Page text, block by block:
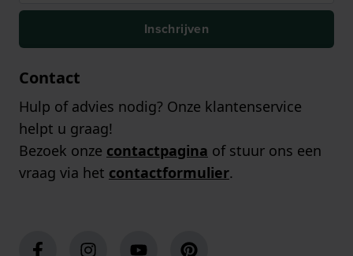
Inschrijven
Contact
Hulp of advies nodig? Onze klantenservice
helpt u graag!
Bezoek onze contactpagina of stuur ons een
vraag via het contactformulier.